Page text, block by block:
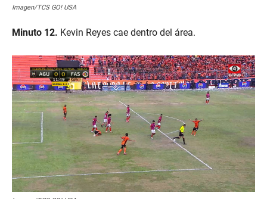
Imagen/TCS GO! USA
Minuto 12. Kevin Reyes cae dentro del área.